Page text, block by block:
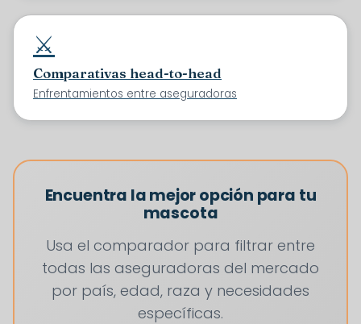
⚔️
Comparativas head-to-head
Enfrentamientos entre aseguradoras
Encuentra la mejor opción para tu
mascota
Usa el comparador para filtrar entre
todas las aseguradoras del mercado
por país, edad, raza y necesidades
específicas.